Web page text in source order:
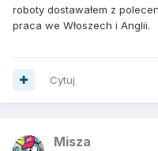
roboty dostawałem z
praca we Włoszech i Anglii.
Cytuj
Misza